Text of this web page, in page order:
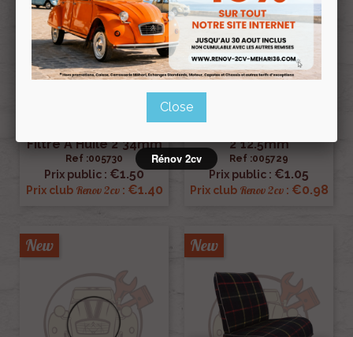
Filtre À Huile 2*34mm
Ref :005730
Prix public : €1.50
Prix club Renov 2cv: €1.40
2*12.5mm
Ref :005729
Prix public : €1.05
Prix club Renov 2cv: €0.98
New New
Close
Rénov 2cv